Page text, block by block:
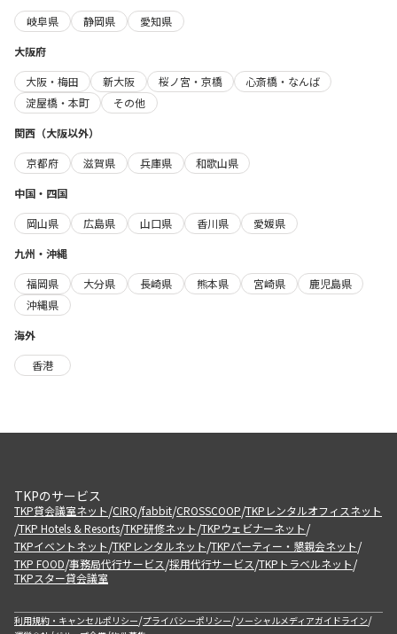
岐阜県
静岡県
愛知県
大阪府
大阪・梅田
新大阪 桜ノ宮・京橋
心斎橋・なんば
淀屋橋・本町
その他
関西（大阪以外）
京都府
滋賀県 兵庫県
和歌山県
中国・四国
岡山県
広島県 山口県 香川県
愛媛県
九州・沖縄
福岡県
大分県 長崎県 熊本県 宮崎県
鹿児島県
沖縄県
海外
香港
TKPのサービス
TKP貸会議室ネット/CIRQ/fabbit/CROSSCOOP/TKPレンタルオフィスネット
/TKP Hotels & Resorts/TKP研修ネット/TKPウェビナーネット/
TKPイベントネット/TKPレンタルネット/TKPパーティー・懇親会ネット/
TKP FOOD/事務局代行サービス/採用代行サービス/TKPトラベルネット/
TKPスター貸会議室
利用規約・キャンセルポリシー/プライバシーポリシー/ソーシャルメディアガイドライン/